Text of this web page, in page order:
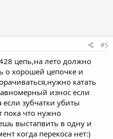
#5
цепь,на лето должно
о хорошей цепочке и
катать
износ если
если зубчатки убиты
пока что нужно
выстапвить в одну и
когда перекоса нет:)